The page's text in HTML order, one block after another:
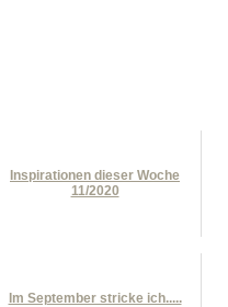
Inspirationen dieser Woche
11/2020
Im September stricke ich.....